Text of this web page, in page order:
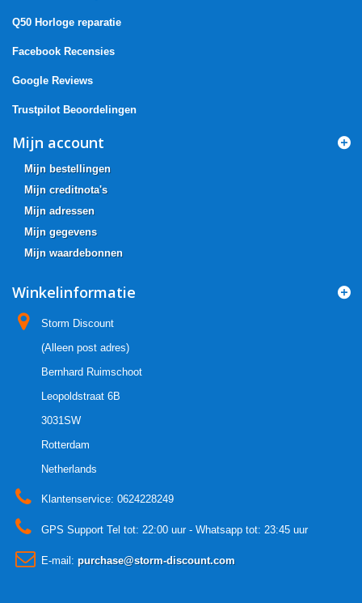
Q50 Horloge reparatie
Facebook Recensies
Google Reviews
Trustpilot Beoordelingen
Mijn account
Mijn bestellingen
Mijn creditnota's
Mijn adressen
Mijn gegevens
Mijn waardebonnen
Winkelinformatie
Storm Discount
(Alleen post adres)
Bernhard Ruimschoot
Leopoldstraat 6B
3031SW
Rotterdam
Netherlands
Klantenservice: 0624228249
GPS Support Tel tot: 22:00 uur - Whatsapp tot: 23:45 uur
E-mail: purchase@storm-discount.com